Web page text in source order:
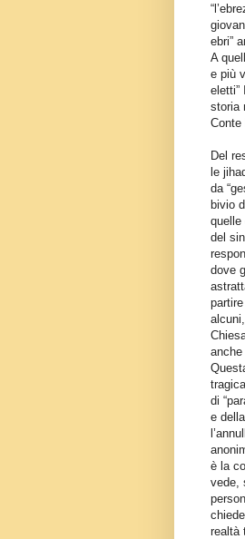
ebri”
A
e più
eletti”
storia
Conte
Del
le
da
bivio
quelle
del
dove
anche
di
e
è la
vede,
realtà